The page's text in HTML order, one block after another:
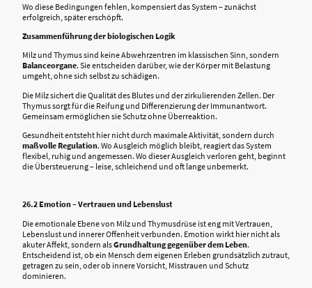
Wo diese Bedingungen fehlen, kompensiert das System – zunächst
erfolgreich, später erschöpft.
Zusammenführung der biologischen Logik
Milz und Thymus sind keine Abwehrzentren im klassischen Sinn, sondern
Balanceorgane. Sie entscheiden darüber, wie der Körper mit Belastung
umgeht, ohne sich selbst zu schädigen.
Die Milz sichert die Qualität des Blutes und der zirkulierenden Zellen. Der
Thymus sorgt für die Reifung und Differenzierung der Immunantwort.
Gemeinsam ermöglichen sie Schutz ohne Überreaktion.
Gesundheit entsteht hier nicht durch maximale Aktivität, sondern durch
maßvolle Regulation. Wo Ausgleich möglich bleibt, reagiert das System
flexibel, ruhig und angemessen. Wo dieser Ausgleich verloren geht, beginnt
die Übersteuerung – leise, schleichend und oft lange unbemerkt.
26.2 Emotion – Vertrauen und Lebenslust
Die emotionale Ebene von Milz und Thymusdrüse ist eng mit Vertrauen,
Lebenslust und innerer Offenheit verbunden. Emotion wirkt hier nicht als
akuter Affekt, sondern alsGrundhaltung gegenüber dem Leben.
Entscheidend ist, ob ein Mensch dem eigenen Erleben grundsätzlich zutraut,
getragen zu sein, oder ob innere Vorsicht, Misstrauen und Schutz
dominieren.